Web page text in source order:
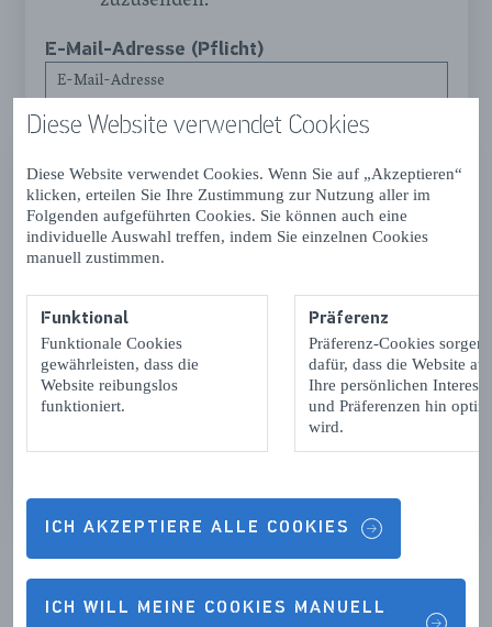
Diese Website verwendet Cookies
Diese Website verwendet Cookies. Wenn Sie auf „Akzeptieren“
klicken, erteilen Sie Ihre Zustimmung zur Nutzung aller im
Folgenden aufgeführten Cookies. Sie können auch eine
individuelle Auswahl treffen, indem Sie einzelnen Cookies
manuell zustimmen.
Funktional
Funktionale Cookies
gewährleisten, dass die
Website reibungslos
funktioniert.
Präferenz
Präferenz-Cookies sorgen
dafür, dass die Website auf
Ihre persönlichen
und Präferenzen hin
wird.
ICH AKZEPTIERE ALLE COOKIES
ICH WILL MEINE COOKIES MANUELL
E-Mail-Adresse (Pflicht)
Vorname
Möchten Sie den Newsletter abbestellen? Jeder
Newsletter enthält einen Link, über den Sie den
Newsletter leicht wieder abbestellen können. Sie
info@zeeland.com
senden. Weitere Informationen
darüber, wie wir mit Ihren persönlichen Daten
umgehen, finden Sie in unserer
Datenschutzerklärung